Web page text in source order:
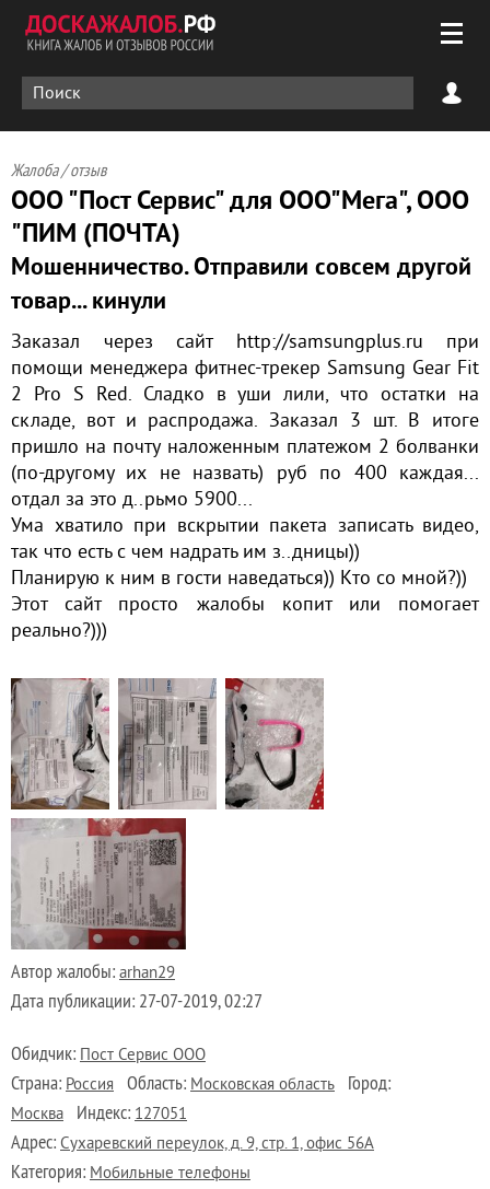
Жалоба / отзыв
ООО "Пост Сервис" для ООО"Мега", ООО
"ПИМ (ПОЧТА)
Мошенничество. Отправили совсем другой
товар... кинули
Заказал через сайт http://samsungplus.ru при
помощи менеджера фитнес-трекер Samsung Gear Fit
2 Pro S Red. Сладко в уши лили, что остатки на
складе, вот и распродажа. Заказал 3 шт. В итоге
пришло на почту наложенным платежом 2 болванки
(по-другому их не назвать) руб по 400 каждая...
отдал за это д..рьмо 5900...
Ума хватило при вскрытии пакета записать видео,
так что есть с чем надрать им з..дницы))
Планирую к ним в гости наведаться)) Кто со мной?))
Этот сайт просто жалобы копит или помогает
реально?)))
Автор жалобы: arhan29
Дата публикации: 27-07-2019, 02:27
Обидчик: Пост Сервис ООО
Страна: Россия Область: Московская область Город:
Москва Индекс: 127051
Адрес: Сухаревский переулок, д. 9, стр. 1, офис 56А
Категория: Мобильные телефоны